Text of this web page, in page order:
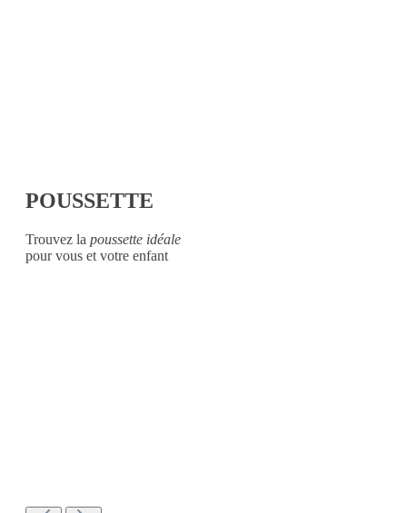
POUSSETTE
Trouvez la poussette idéale
pour vous et votre enfant